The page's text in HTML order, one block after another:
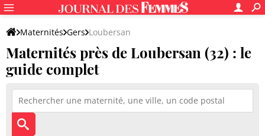
Maternités Gers Loubersan
Maternités près de Loubersan (32) : le
guide complet